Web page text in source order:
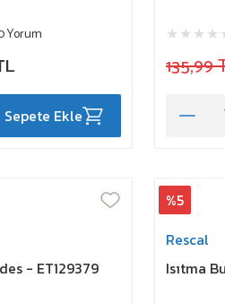
Yorum
Sepete Ekle
135,99
- ET129379
%5
Rescal
Isıtma